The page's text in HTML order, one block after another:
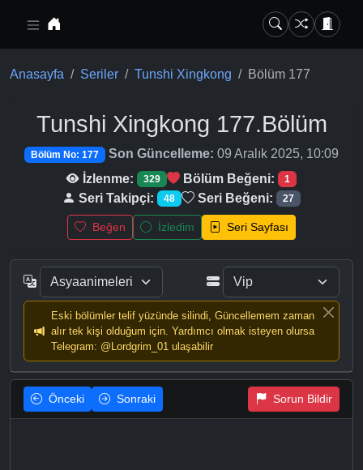
Anasayfa Seriler Tunshi Xingkong Bölüm 177
Tunshi Xingkong 177.Bölüm
Bölüm No: 177 Son Güncelleme: 09 Aralık 2025, 10:09
İzlenme:
329 Bölüm Beğeni: 1
Seri Takipçi: 48 Seri Beğeni: 27
Beğen İzledim Seri Sayfası
Eski bölümler telif yüzünde silindi, Güncellemem zaman
alır tek kişi olduğum için. Yardımcı olmak isteyen olursa
Telegram: @Lordgrim_01 ulaşabilir
Önceki Sonraki Sorun Bildir